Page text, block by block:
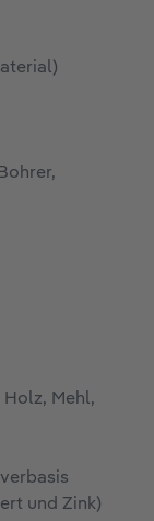
Mehl,
und Zink)